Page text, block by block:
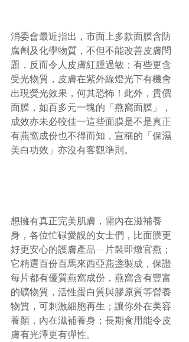
消委會最近指出，市面上多款面膜含防
腐劑及化學物質，不但不能改善皮膚問
題，反而令人皮膚紅腫過敏；有些更含
受光物質，皮膚在紫外線燈光下有機會
出現熒光效果，何其恐怖！此外，貴價
面膜，如百多元一塊的「燕窩面膜」，
成效亦未必較佳一這些面膜是不是真正
有燕窩成份也不得而知，宣稱的「保濕
美白功效」亦沒有客觀準則。
想擁有真正完美肌膚，需內在滋補養
身，各位忙碌愛靚的女士們，比面膜更
好更安心的護膚產品—片裝即燉官燕；
它精選百份百馬來西亞燕盞製成，保證
每片都有優質燕窩成份，燕窩含有豐富
的礦物質，活性蛋白質與膠原質等營養
物質，可刺激細胞再生；讓你外在美容
養顏，內在滋補養身；長期食用能令皮
膚有光澤更有彈性。